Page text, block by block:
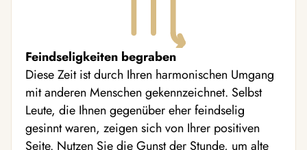
Feindseligkeiten begraben
Diese Zeit ist durch Ihren harmonischen Umgang
mit anderen Menschen gekennzeichnet. Selbst
Leute, die Ihnen gegenüber eher feindselig
gesinnt waren, zeigen sich von Ihrer positiven
Seite. Nutzen Sie die Gunst der Stunde, um alte